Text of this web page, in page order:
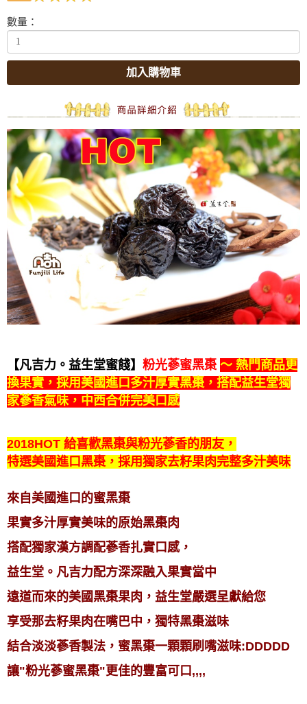
數量：
加入購物車
【凡吉力。益生堂蜜餞】 粉光蔘蜜黑棗 ～ 熱門商品更
換果實，採用美國進口多汁厚實黑棗， 搭配益生堂獨
家蔘香氣味，中西合併完美口感
2018HOT 給喜歡黑棗與粉光蔘香的朋友，
特選美國進口黑棗，採用獨家去籽果肉完整多汁美味
來自美國進口的蜜黑棗
果實多汁厚實美味的原始黑棗肉
搭配獨家漢方調配蔘香扎實口感，
益生堂。凡吉力配方深深融入果實當中
遠道而來的美國黑棗果肉，益生堂嚴選呈獻給您
享受那去籽果肉在嘴巴中，獨特黑棗滋味
結合淡淡蔘香製法，蜜黑棗一顆顆刷嘴滋味:DDDDD
讓"粉光蔘蜜黑棗"更佳的豐富可口,,,,